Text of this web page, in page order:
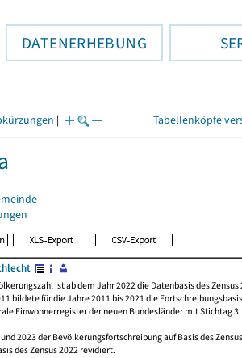
DATENERHEBUNG
| Tabellenköpfe
ist ab dem Jahr 2022 die Datenbasis des
bildete für die Jahre 2011 bis 2021 die
Einwohnerregister der neuen Bundesländer mit Stichtag
2023 der Bevölkerungsfortschreibung auf Basis des
des Zensus 2022 revidiert.